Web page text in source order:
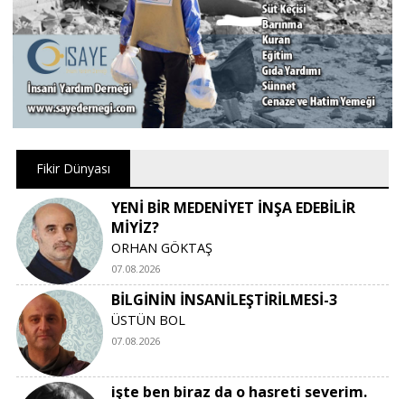
Fikir Dünyası
YENİ BİR MEDENİYET İNŞA EDEBİLİR
MİYİZ?
ORHAN GÖKTAŞ
07.08.2026
BİLGİNİN İNSANİLEŞTİRİLMESİ-3
ÜSTÜN BOL
07.08.2026
işte ben biraz da o hasreti severim.